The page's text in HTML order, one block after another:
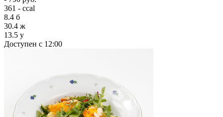
361 - ccal
8.4 б
30.4 ж
13.5 у
Доступен с 12:00